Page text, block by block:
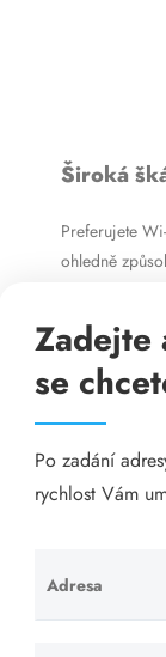
Široká
Preferujete
ohledně
rovněž
připojení
připojení
Zadejte
se
Po zadání
rychlost Vám
Adresa
Ponechte
toto pole